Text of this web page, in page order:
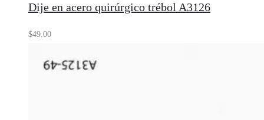
Dije en acero quirúrgico trébol A3126
$49.00